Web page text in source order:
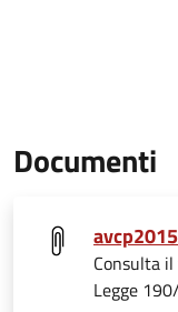
Documenti
Consulta
Legge